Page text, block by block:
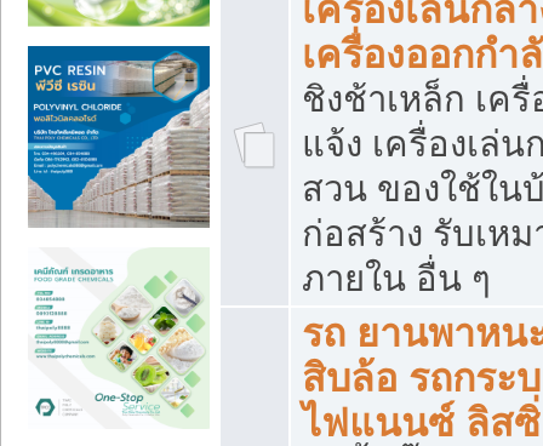
เครื่องเล่นกล
เครื่องออกกำ
ชิงช้าเหล็ก เค
แจ้ง เครื่องเล่น
สวน ของใช้ใน
ก่อสร้าง รับเห
ภายใน อื่น ๆ
รถ ยานพาหน
สิบล้อ รถกระ
ไฟแนนซ์ ลิส